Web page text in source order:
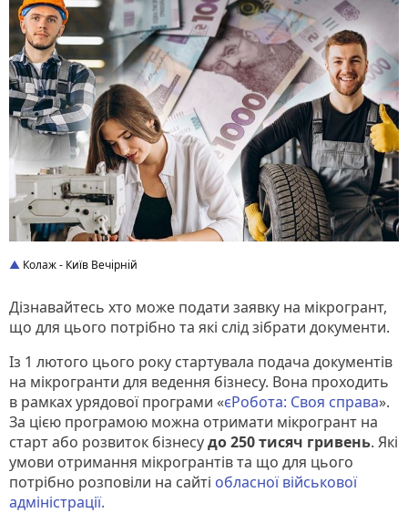
Колаж - Київ Вечірній
Дізнавайтесь хто може подати заявку на мікрогрант,
що для цього потрібно та які слід зібрати документи.
Із 1 лютого цього року стартувала подача документів
на мікрогранти для ведення бізнесу. Вона проходить
в рамках урядової програми «єРобота: Своя справа».
За цією програмою можна отримати мікрогрант на
старт або розвиток бізнесудо 250 тисяч гривень. Які
умови отримання мікрогрантів та що для цього
потрібно розповіли на сайті обласної військової
адміністрації.